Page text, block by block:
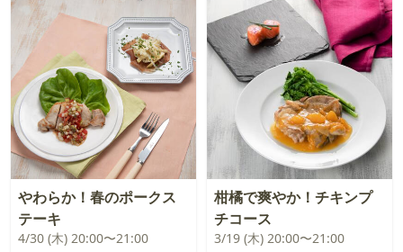
やわらか！春のポークス
テーキ
4/30 (木) 20:00〜21:00
柑橘で爽やか！チキンプ
チコース
3/19 (木) 20:00〜21:00